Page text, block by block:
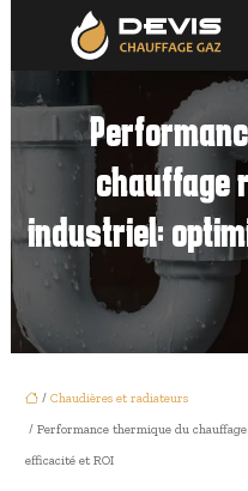
chauffage
industriel:
/ Chaudières et radiateurs
/ Performance thermique du
efficacité et ROI